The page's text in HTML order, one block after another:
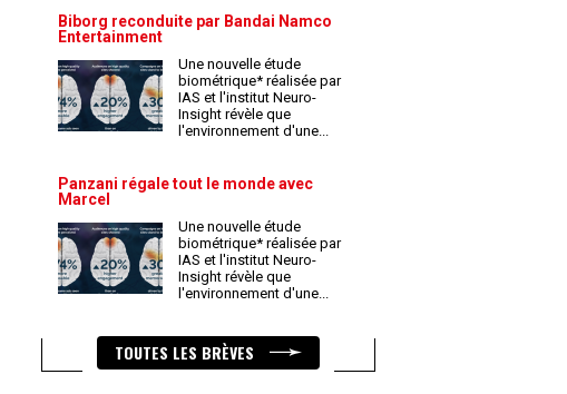
Biborg reconduite par Bandai Namco
Entertainment
Une nouvelle étude
biométrique* réalisée par
IAS et l'institut Neuro-
Insight révèle que
l'environnement d'une...
Panzani régale tout le monde avec
Marcel
Une nouvelle étude
biométrique* réalisée par
IAS et l'institut Neuro-
Insight révèle que
l'environnement d'une...
TOUTES LES BRÈVES